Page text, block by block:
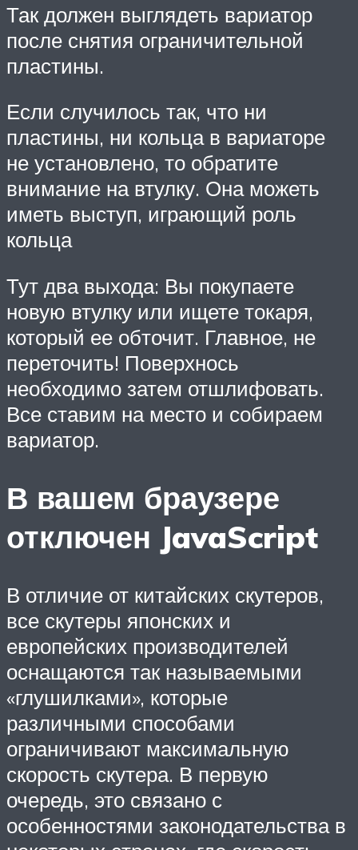
Так должен выглядеть вариатор
после снятия ограничительной
пластины.
Если случилось так, что ни
пластины, ни кольца в вариаторе
не установлено, то обратите
внимание на втулку. Она можеть
иметь выступ, играющий роль
кольца
Тут два выхода: Вы покупаете
новую втулку или ищете токаря,
который ее обточит. Главное, не
переточить! Поверхнось
необходимо затем отшлифовать.
Все ставим на место и собираем
вариатор.
В вашем браузере
отключен JavaScript
В отличие от китайских скутеров,
все скутеры японских и
европейских производителей
оснащаются так называемыми
«глушилками», которые
различными способами
ограничивают максимальную
скорость скутера. В первую
очередь, это связано с
особенностями законодательства в